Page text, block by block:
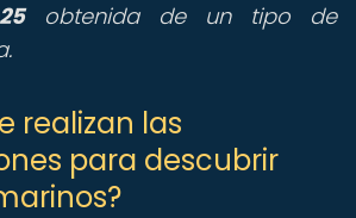
obtenida de un tipo de
realizan las
para descubrir